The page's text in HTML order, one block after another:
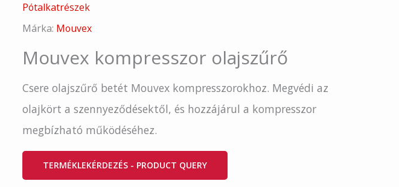
Pótalkatrészek
Márka: Mouvex
Mouvex kompresszor olajszűrő
Csere olajszűrő betét Mouvex kompresszorokhoz. Megvédi az
olajkört a szennyeződésektől, és hozzájárul a kompresszor
megbízható működéséhez.
TERMÉKLEKÉRDEZÉS - PRODUCT QUERY